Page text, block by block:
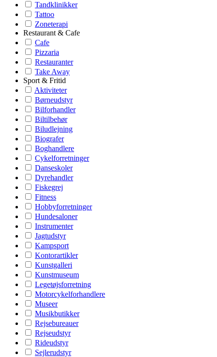
Tandklinikker
Tattoo
Zoneterapi
Restaurant & Cafe
Cafe
Pizzaria
Restauranter
Take Away
Sport & Fritid
Aktiviteter
Børneudstyr
Bilforhandler
Biltilbehør
Biludlejning
Biografer
Boghandlere
Cykelforretninger
Danseskoler
Dyrehandler
Fiskegrej
Fitness
Hobbyforretninger
Hundesaloner
Instrumenter
Jagtudstyr
Kampsport
Kontorartikler
Kunstgalleri
Kunstmuseum
Legetøjsforretning
Motorcykelforhandlere
Museer
Musikbutikker
Rejsebureauer
Rejseudstyr
Rideudstyr
Sejlerudstyr